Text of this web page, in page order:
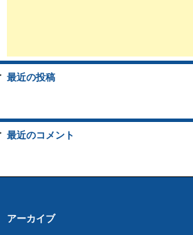
最近の投稿
最近のコメント
アーカイブ